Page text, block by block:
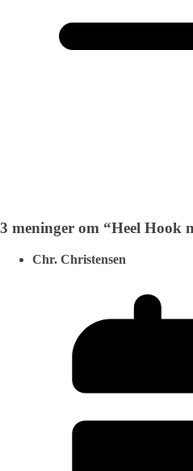
3 meninger om “Heel Hook
Chr. Christensen